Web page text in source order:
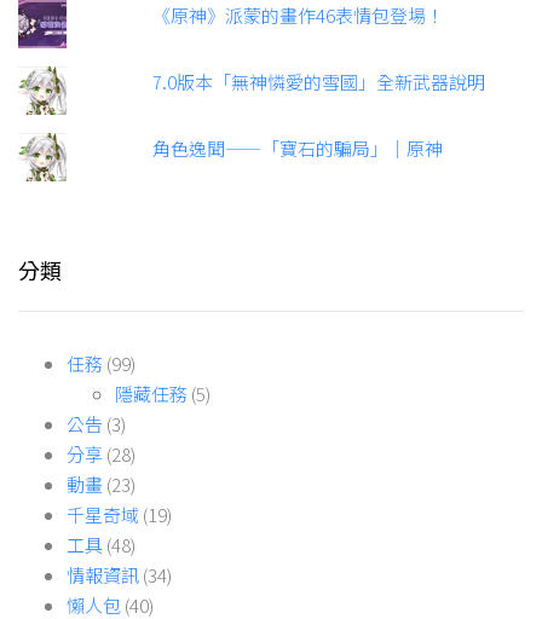
《原神》派蒙的畫作46表情包登場！
7.0版本「無神憐愛的雪國」全新武器說明
角色逸聞——「寶石的騙局」｜原神
分類
任務 (99)
隱藏任務 (5)
公告 (3)
分享(28)
動畫(23)
千星奇域 (19)
工具(48)
情報資訊(34)
懶人包(40)